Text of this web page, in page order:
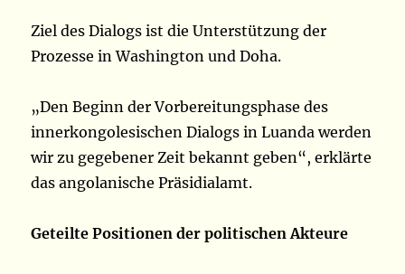
Ziel des Dialogs ist die Unterstützung der
Prozesse in Washington und Doha.
„Den Beginn der Vorbereitungsphase des
innerkongolesischen Dialogs in Luanda werden
wir zu gegebener Zeit bekannt geben“, erklärte
das angolanische Präsidialamt.
Geteilte Positionen der politischen Akteure